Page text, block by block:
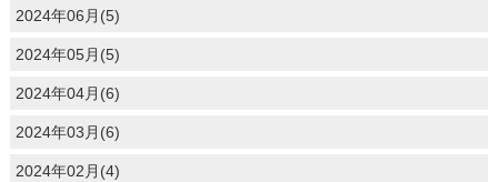
2024年06月(5)
2024年05月(5)
2024年04月(6)
2024年03月(6)
2024年02月(4)